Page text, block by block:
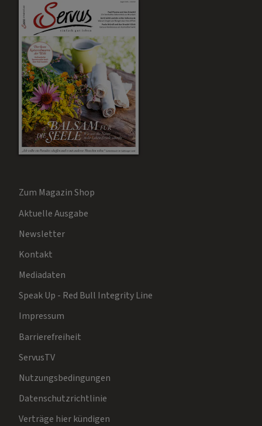
Zum Magazin Shop
Aktuelle Ausgabe
Newsletter
Kontakt
Mediadaten
Speak Up - Red Bull Integrity Line
Impressum
Barrierefreiheit
ServusTV
Nutzungsbedingungen
Datenschutzrichtlinie
Verträge hier kündigen